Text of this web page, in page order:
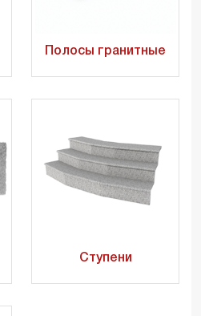
Полосы гранитные
Ступени